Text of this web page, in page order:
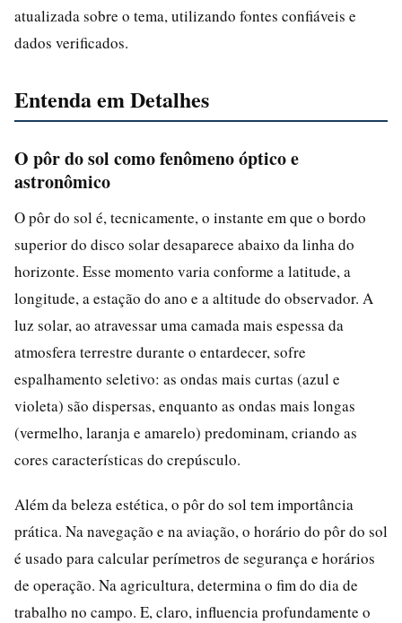
atualizada sobre o tema, utilizando fontes confiáveis e
dados verificados.
Entenda em Detalhes
O pôr do sol como fenômeno óptico e
astronômico
O pôr do sol é, tecnicamente, o instante em que o bordo
superior do disco solar desaparece abaixo da linha do
horizonte. Esse momento varia conforme a latitude, a
longitude, a estação do ano e a altitude do observador. A
luz solar, ao atravessar uma camada mais espessa da
atmosfera terrestre durante o entardecer, sofre
espalhamento seletivo: as ondas mais curtas (azul e
violeta) são dispersas, enquanto as ondas mais longas
(vermelho, laranja e amarelo) predominam, criando as
cores características do crepúsculo.
Além da beleza estética, o pôr do sol tem importância
prática. Na navegação e na aviação, o horário do pôr do sol
é usado para calcular perímetros de segurança e horários
de operação. Na agricultura, determina o fim do dia de
trabalho no campo. E, claro, influencia profundamente o